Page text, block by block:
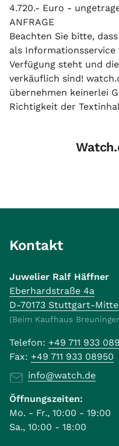
4.720.- Euro -
ANFRAGE
Beachten Sie bitte,
als
Verfügung steht und
verkäuflich sind!
übernehmen keinerlei
Richtigkeit der
Kontakt
Juwelier Ralf Häffner
Eberhardstraße 4a
D-70173 Stuttgart-Mitte
(Beim Kaufhaus
Telefon: +49 711 933
Fax: +49 711 933 08950
info@watch.de
Öffnungszeiten:
Mo. - Fr., 10:00 - 19:00
Sa., 10:00 - 18:00